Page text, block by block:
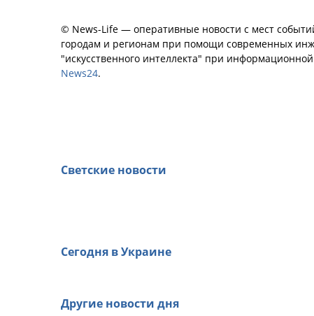
© News-Life — оперативные новости с мест
городам и регионам при помощи современных
"искусственного интеллекта" при
News24.
Светские новости
Сегодня в Украине
Другие новости дня